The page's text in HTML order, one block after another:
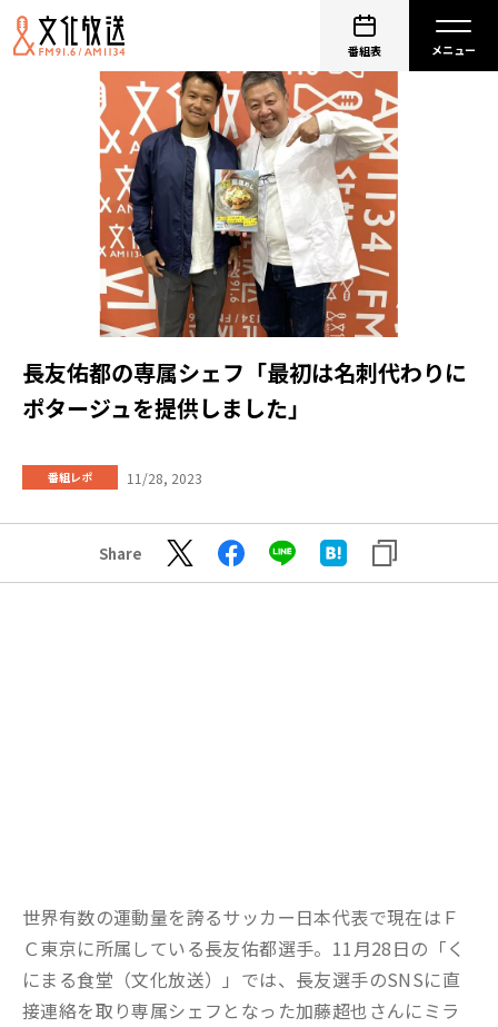
番組表
長友佑都の専属シェフ「最初は名刺代わりに
ポタージュを提供しました」
番組レポ 11/28, 2023
Share
世界有数の運動量を誇るサッカー日本代表で現在はＦ
Ｃ東京に所属している長友佑都選手。11月28日の「く
にまる食堂（文化放送）」では、長友選手のSNSに直
接連絡を取り専属シェフとなった加藤超也さんにミラ